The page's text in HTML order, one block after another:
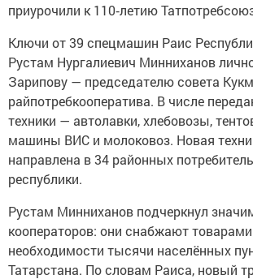
приурочили к 110‑летию
Ключи от 39 спецмашин Раис
Рустам Нургалиевич Минниханов
Зарипову — председателю совета
райпотребкооператива. В числе
техники — автолавки, хлебовозы,
машины ВИС и молоковоз. Новая
направлена в 34 районных
республики.
Рустам Минниханов подчеркнул
кооператоров: они снабжают
необходимости тысячи населённых
Татарстана. По словам Раиса, новый